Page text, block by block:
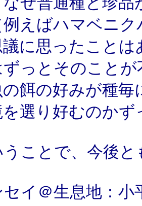
例えばハマベニ
に思ったことは
っとそのこと
餌の好みが種毎
選り好むのか
うことで、今後
イ＠生息地：小